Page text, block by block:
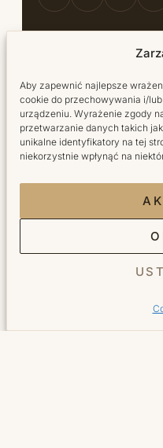
Aby zapewnić najlepsze
cookie do przechowywania i/
urządzeniu. Wyrażenie zgody
przetwarzanie danych takich
unikalne identyfikatory na tej
niekorzystnie wpłynąć na
Fryzjer
Kosmetyka
Manicure
Pedicure
Galeria